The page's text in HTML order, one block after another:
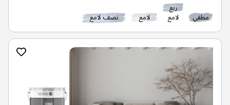
مطفي
ربع
لامع لامع نصف لامع